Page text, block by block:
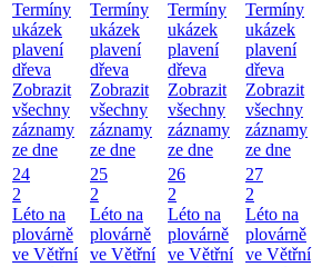
Termíny
ukázek
plavení
dřeva
Zobrazit
všechny
záznamy
ze dne
Termíny
ukázek
plavení
dřeva
Zobrazit
všechny
záznamy
ze dne
Termíny
ukázek
plavení
dřeva
Zobrazit
všechny
záznamy
ze dne
Termíny
ukázek
plavení
dřeva
Zobrazit
všechny
záznamy
ze dne
24
2
Léto na
plovárně
ve Větřní
25
2
Léto na
plovárně
ve Větřní
26
2
Léto na
plovárně
ve Větřní
27
2
Léto na
plovárně
ve Větřní